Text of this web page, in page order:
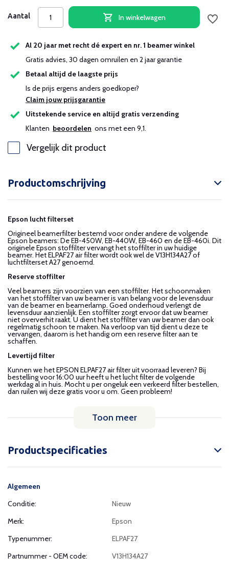
Aantal In winkelwagen
Al 20 jaar met recht dé expert en nr. 1 beamer winkel
Gratis advies, 30 dagen omruilen en 2 jaar garantie
Betaal altijd de laagste prijs
Is de prijs ergens anders goedkoper?
Claim jouw prijsgarantie
Uitstekende service en altijd gratis verzending
Klanten beoordelen ons met een 9,1.
Vergelijk dit product
Productomschrijving
Epson lucht filterset
Origineel beamerfilter bestemd voor onder andere de volgende
Epson beamers: De EB-450W, EB-440W, EB-460 en de EB-460i. Dit
originele Epson stoffilter vervangt het stoffilter in uw huidige
beamer. Het ELPAF27 air filter wordt ook wel de V13H134A27 of
luchtfilterset A27 genoemd.
Reserve stoffilter
Veel beamers zijn voorzien van een stoffilter. Het schoonmaken
van het stoffilter van uw beamer is van belang voor de levensduur
van de beamer en beamerlamp. Goed onderhoud verlengt de
levensduur aanzienlijk. Een stoffilter zorgt ervoor dat uw beamer
niet oververhit raakt. U dient het stoffilter van uw beamer dan ook
regelmatig schoon te maken. Na verloop van tijd dient u deze te
vervangen, daarom is het handig om een reserve filter aan te
schaffen.
Levertijd filter
Kunnen we het EPSON ELPAF27 air filter uit voorraad leveren? Bij
bestelling voor 16:00 uur heeft u het lucht filter de volgende
werkdag al in huis. Mocht u per ongeluk een verkeerd filter bestellen,
dan ruilen wij deze gratis voor u om. Geen probleem!
Toon meer
Productspecificaties
Algemeen
Conditie:
Nieuw
Merk:
Epson
Typenummer:
ELPAF27
Partnummer - OEM code:
V13H134A27